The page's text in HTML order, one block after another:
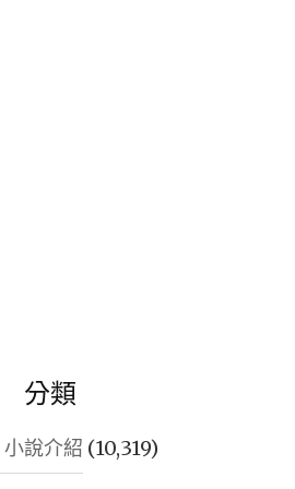
分類
說介紹 (10,319)